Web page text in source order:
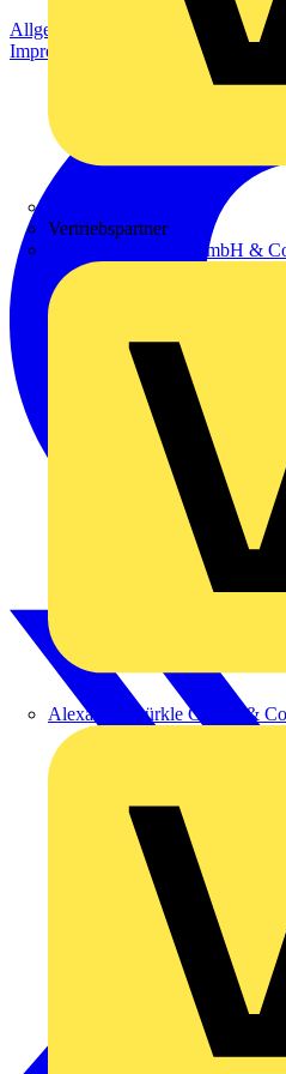
Vertriebspartner
Adalbert Zajadacz GmbH &
Alexander Bürkle GmbH &
Allgemeine Geschäftsbedingungen
Impressum